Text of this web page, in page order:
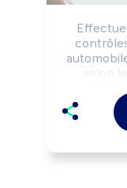
selon
Peut